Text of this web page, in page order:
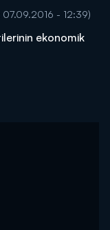
07.09.2016 - 12:39)
ekonomik